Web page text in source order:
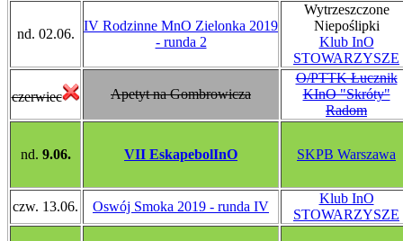
nd. 02.06.
IV Rodzinne MnO Zielonka 2019
- runda 2
Wytrzeszczone
Niepoślipki
Klub InO
STOWARZYSZE
czerwiec Apetyt na Gombrowicza
O/PTTK Łucznik
KInO "Skróty"
Radom
nd. 9.06. VII EskapebolInO SKPB Warszawa
czw. 13.06. Oswój Smoka 2019 - runda IV
Klub InO
STOWARZYSZE